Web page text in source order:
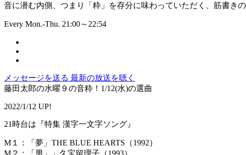
音に潜む内側、つまり「粋」を存分に味わっていただく、筋書き
Every Mon.-Thu. 21:00～22:54
メッセージを送る 最新の放送を聴く
藤田太郎の水曜９の音粋！1/12(水)の選曲
2022/1/12 UP!
21時台は『特集 漢字一文字ソング』
M１：「夢」THE BLUE HEARTS（1992）